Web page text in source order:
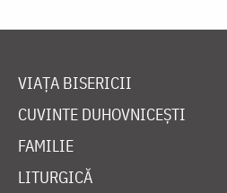
VIAȚA BISERICII
CUVINTE DUHOVNICEȘTI
FAMILIE
LITURGICĂ